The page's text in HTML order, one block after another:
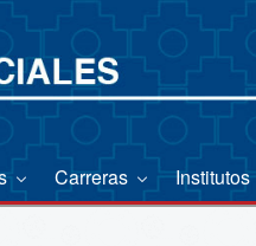
Carreras Institutos